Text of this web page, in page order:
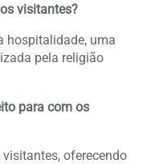
visitantes?
hospitalidade, uma
pela religião
para com os
oferecendo